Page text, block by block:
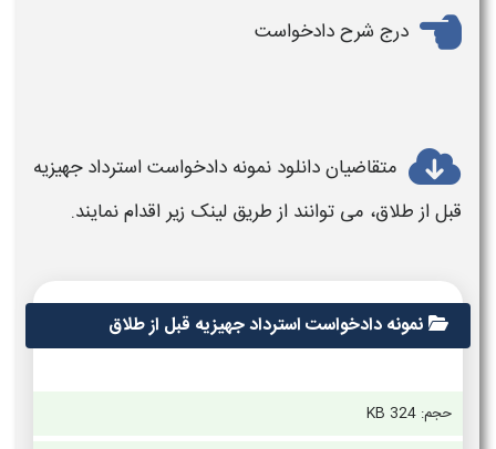
درج شرح دادخواست
متقاضیان دانلود نمونه دادخواست استرداد جهیزیه
قبل از طلاق، می توانند از طریق لینک زیر اقدام نمایند.
نمونه دادخواست استرداد جهیزیه قبل از طلاق
حجم: 324 KB